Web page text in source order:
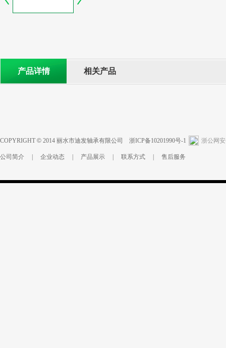
产品详情 相关产品
COPYRIGHT © 2014 丽水市迪发轴承有限公司 浙ICP备10201990号-1 浙公网安
公司简介 企业动态 产品展示 联系方式 售后服务